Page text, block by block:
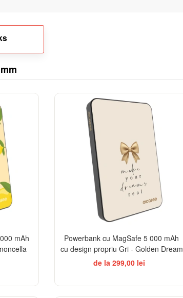
mAh
Powerbank cu MagSafe 5 000 mAh
cu design propriu Gri - Golden Dream
de la 299,00 lei